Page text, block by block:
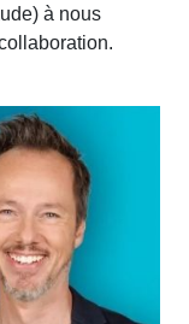
à nous